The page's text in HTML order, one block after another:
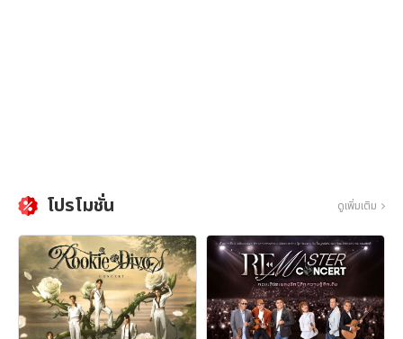
โปรโมชั่น ดูเพิ่มเติม